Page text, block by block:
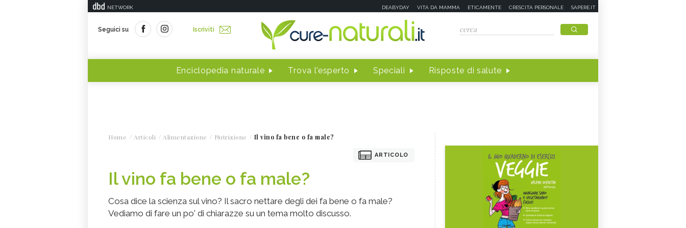
NETWORK DEABYDAY VITA DA MAMMA ETICAMENTE CRESCITA PERSONALE SAPERE.IT
Seguici su Iscriviti
Enciclopedia naturale Trova l'esperto Speciali Risposte di salute
Home Articoli Alimentazione Nutrizione Il vino fa bene o fa male?
ARTICOLO
Il vino fa bene o fa male?
Cosa dice la scienza sul vino? Il sacro nettare degli dei fa bene o fa male?
Vediamo di fare un po' di chiarazze su un tema molto discusso.